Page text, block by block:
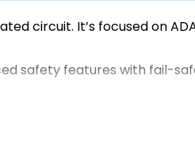
circuit. It’s focused on
safety features with fail-
and FS85, pin to pin
AEC-Q100 requirements.